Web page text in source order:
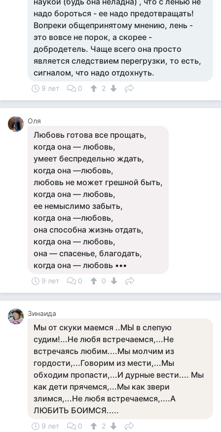
надо бороться - ее надо предотвращать!
Вопреки общепринятому мнению, лень -
это вовсе не порок, а скорее -
добродетель. Чаще всего она просто
является следствием перегрузки, то есть,
сигналом, что надо отдохнуть.
9 лет 0 2
Оля
Любовь готова все прощать,
когда она — любовь,
умеет беспредельно ждать,
когда она —любовь,
любовь не может грешной быть,
когда она — любовь,
ее немыслимо забыть,
когда она —любовь,
она способна жизнь отдать,
когда она — любовь,
она — спасенье, благодать,
когда она — любовь •••
9 лет 0 0
Зинаида
Мы от скуки маемся ..МЫ в слепую
судим!...Не любя встречаемся,...Не
встречаясь любим....Мы молчим из
гордости,...Говорим из мести,...Мы
обходим пропасти,...И дурные вести.... Мы
как дети прячемся,...Мы как звери
злимся,...Не любя встречаемся,....А
ЛЮБИТЬ БОИМСЯ.....
9 лет 0 2